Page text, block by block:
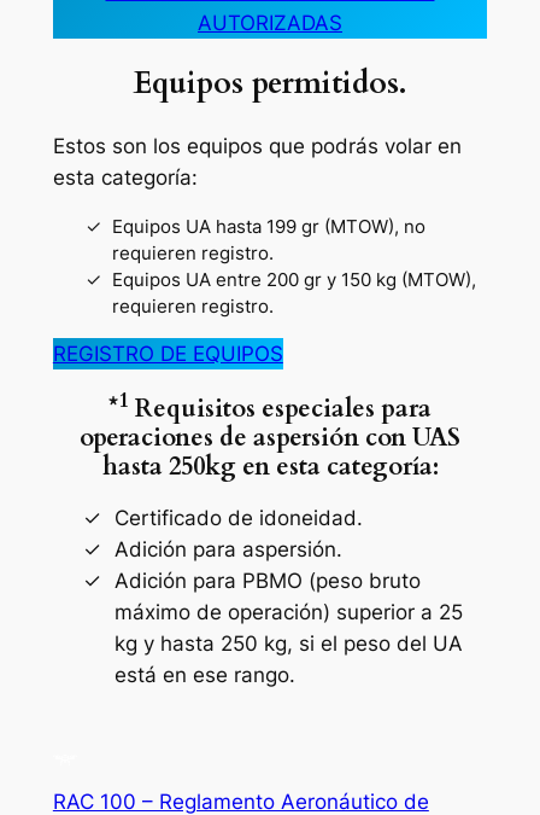
AUTORIZADAS
Equipos permitidos.
Estos son los equipos que podrás volar en
esta categoría:
Equipos UA hasta 199 gr (MTOW), no
requieren registro.
Equipos UA entre 200 gr y 150 kg (MTOW),
requieren registro.
REGISTRO DE EQUIPOS
*1 Requisitos especiales para
operaciones de aspersión con UAS
hasta 250kg en esta categoría:
Certificado de idoneidad.
Adición para aspersión.
Adición para PBMO (peso bruto
máximo de operación) superior a 25
kg y hasta 250 kg, si el peso del UA
está en ese rango.
RAC 100 – Reglamento Aeronáutico de